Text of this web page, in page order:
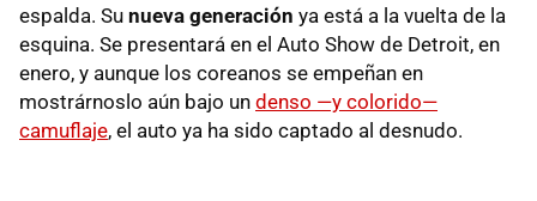
espalda. Su nueva generación ya está a la vuelta de la
esquina. Se presentará en el Auto Show de Detroit, en
enero, y aunque los coreanos se empeñan en
mostrárnoslo aún bajo un denso —y colorido—
camuflaje, el auto ya ha sido captado al desnudo.